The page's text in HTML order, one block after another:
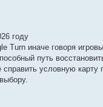
году
Turn иначе говоря
путь
условную